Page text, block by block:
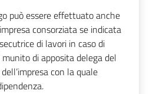
può essere effettuato anche
consorziata se indicata
di lavori in caso di
di apposita delega del
con la quale